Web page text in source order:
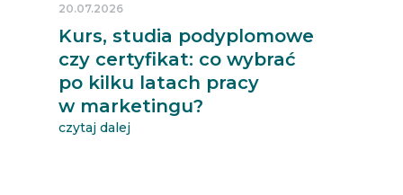
Kurs, studia podyplomowe
czy certyfikat: co wybrać
po kilku latach pracy
w marketingu?
20.07.2026
czytaj dalej